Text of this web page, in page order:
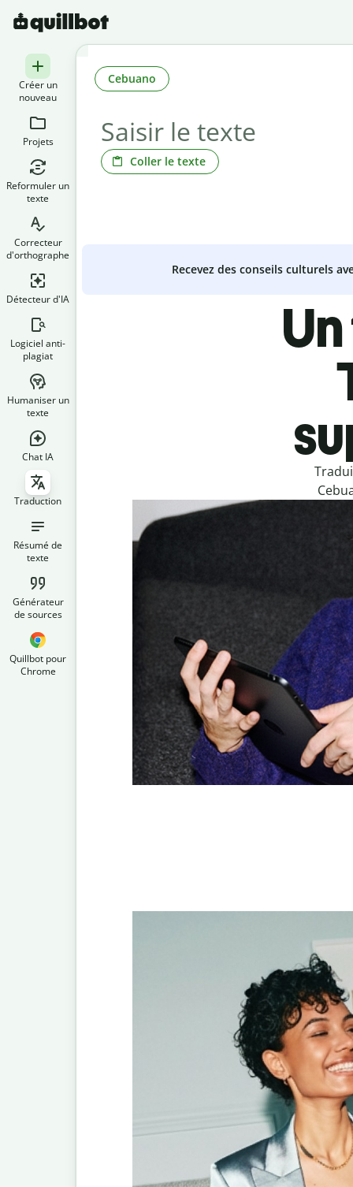
Créer un
nouveau
Projets
Reformuler un
texte
Correcteur
d'orthographe
Détecteur d'IA
Logiciel anti-
plagiat
Humaniser un
texte
Chat IA
Traduction
Résumé de
texte
Générateur
de sources
Quillbot pour
Chrome
Coller le texte
Cebuano
Recevez des conseils culturels